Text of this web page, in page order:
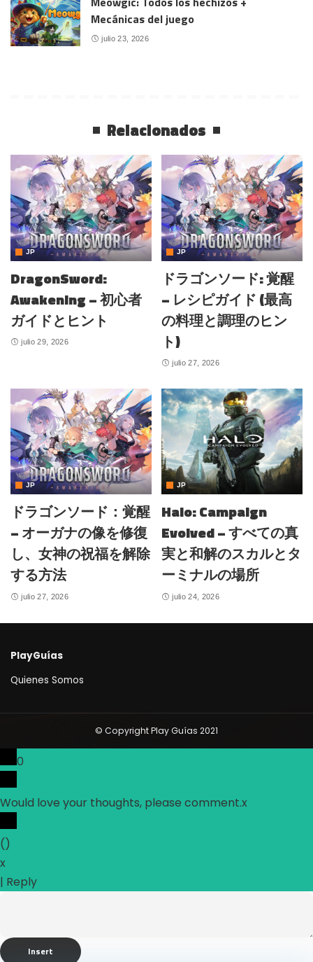
Mecánicas del juego
julio 23, 2026
Relacionados
JP
DragonSword:
Awakening – 初心者
ガイドとヒント
julio 29, 2026
JP
ドラゴンソード: 覚醒
– レシピガイド (最高
の料理と調理のヒン
ト)
julio 27, 2026
JP
ドラゴンソード：覚醒
– オーガナの像を修復
し、女神の祝福を解除
する方法
julio 27, 2026
JP
Halo: Campaign
Evolved – すべての真
実と和解のスカルとタ
ーミナルの場所
julio 24, 2026
PlayGuías
Quienes Somos
© Copyright Play Guías 2021
0
Would love your thoughts, please comment.x
()
x
| Reply
Insert